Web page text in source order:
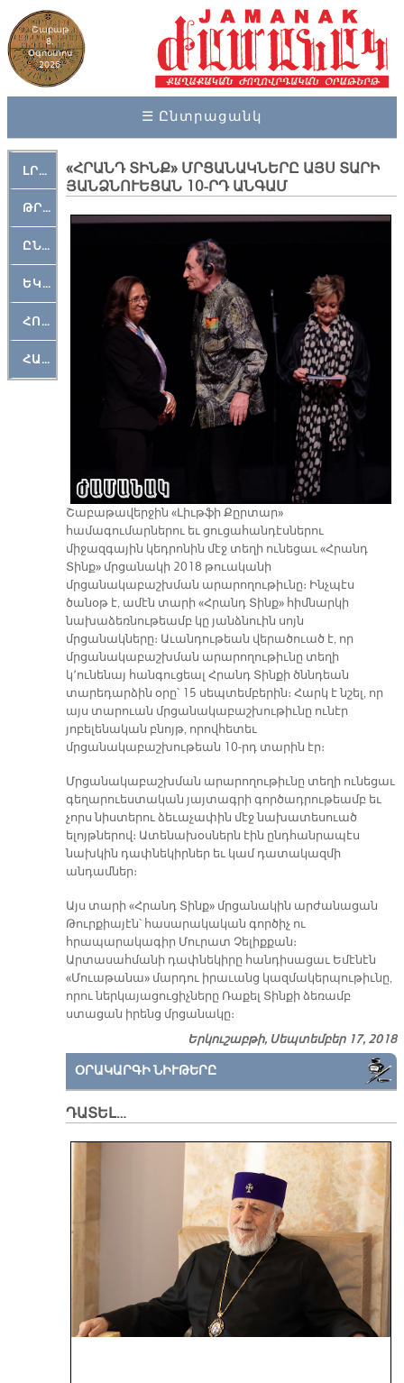
Շաբաթ
8,
Օգոստոս
2026
☰ Ընտրացանկ
ԼՐԱՀՈՍ
ԹՐՔԱՀԱՅ ԿԵԱՆՔ
ԸՆԿԵՐԱՄՇԱԿՈՒԹԱՅԻՆ
ԵԿԵՂԵՑԱԿԱՆ
ՀՈԳԵՄՏԱՒՈՐ
ՀԱՐԹԱԿ
«ՀՐԱՆԴ ՏԻՆՔ» ՄՐՑԱՆԱԿՆԵՐԸ ԱՅՍ ՏԱՐԻ
ՅԱՆՁՆՈՒԵՑԱՆ 10-ՐԴ ԱՆԳԱՄ
Շաբաթավերջին «Լիւթֆի Քըրտար»
համագումարներու եւ ցուցահանդէսներու
միջազգային կեդրոնին մէջ տեղի ունեցաւ «Հրանդ
Տինք» մրցանակի 2018 թուականի
մրցանակաբաշխման արարողութիւնը։ Ինչպէս
ծանօթ է, ամէն տարի «Հրանդ Տինք» հիմնարկի
նախաձեռնութեամբ կը յանձնուին սոյն
մրցանակները։ Աւանդութեան վերածուած է, որ
մրցանակաբաշխման արարողութիւնը տեղի
կ՚ունենայ հանգուցեալ Հրանդ Տինքի ծննդեան
տարեդարձին օրը՝ 15 սեպտեմբերին։ Հարկ է նշել, որ
այս տարուան մրցանակաբաշխութիւնը ունէր
յոբելենական բնոյթ, որովհետեւ
մրցանակաբաշխութեան 10-րդ տարին էր։
Մրցանակաբաշխման արարողութիւնը տեղի ունեցաւ
գեղարուեստական յայտագրի գործադրութեամբ եւ
չորս նիստերու ձեւաչափին մէջ նախատեսուած
ելոյթներով։ Ատենախօսներն էին ընդհանրապէս
նախկին դափնեկիրներ եւ կամ դատակազմի
անդամներ։
Այս տարի «Հրանդ Տինք» մրցանակին արժանացան
Թուրքիայէն՝ հասարակական գործիչ ու
հրապարակագիր Մուրատ Չելիքքան։
Արտասահմանի դափնեկիրը հանդիսացաւ Եմէնէն
«Մուաթանա» մարդու իրաւանց կազմակերպութիւնը,
որու ներկայացուցիչները Ռաքել Տինքի ձեռամբ
ստացան իրենց մրցանակը։
Երկուշաբթի, Սեպտեմբեր 17, 2018
ՕՐԱԿԱՐԳԻ ՆԻՒԹԵՐԸ
ԴԱՏԵԼ…